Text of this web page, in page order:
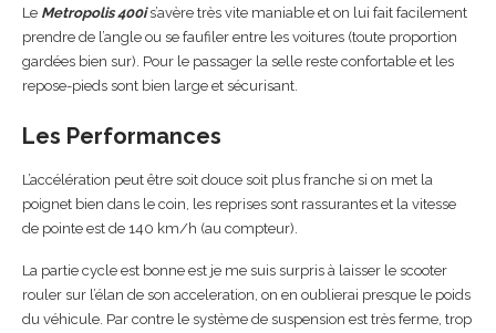
Le Metropolis 400is’avère très vite maniable et on lui fait facilement
prendre de l’angle ou se faufiler entre les voitures (toute proportion
gardées bien sur). Pour le passager la selle reste confortable et les
repose-pieds sont bien large et sécurisant.
Les Performances
L’accélération peut être soit douce soit plus franche si on met la
poignet bien dans le coin, les reprises sont rassurantes et la vitesse
de pointe est de 140 km/h (au compteur).
La partie cycle est bonne est je me suis surpris à laisser le scooter
rouler sur l’élan de son acceleration, on en oublierai presque le poids
du véhicule. Par contre le système de suspension est très ferme, trop